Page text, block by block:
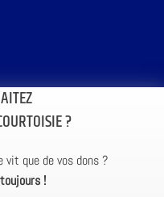
?
vit que de vos dons ?
!